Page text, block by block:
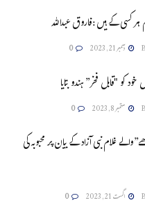
کسی کے ہیں :فاروق عبداللہ
دسمبر 21, 2023 0
کو "قابل فخر” ہندو بتایا
ستمبر 8, 2023 0
غلام نبی آزاد کے بیان پر محبوبہ کی
اگست 21, 2023 0